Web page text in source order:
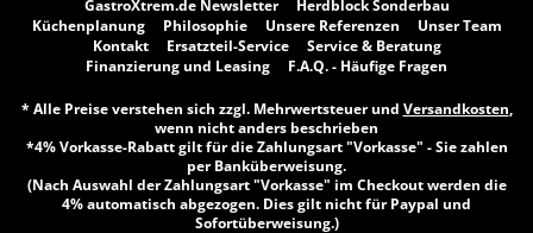
GastroXtrem.de Newsletter
Herdblock Sonderbau
Küchenplanung
Philosophie Unsere Referenzen
Unser Team
Kontakt
Ersatzteil-Service
Service & Beratung
Finanzierung und Leasing
F.A.Q. - Häufige Fragen
* Alle Preise verstehen sich zzgl. Mehrwertsteuer und Versandkosten,
wenn nicht anders beschrieben
*4% Vorkasse-Rabatt gilt für die Zahlungsart "Vorkasse" - Sie zahlen
per Banküberweisung.
(Nach Auswahl der Zahlungsart "Vorkasse" im Checkout werden die
4% automatisch abgezogen. Dies gilt nicht für Paypal und
Sofortüberweisung.)